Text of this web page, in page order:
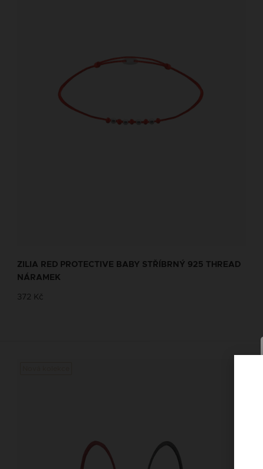
ZILIA RED PROTECTIVE BABY STŘÍBRNÝ 925 THREAD
NÁRAMEK
372 Kč
slovem dle Vašeho výběru